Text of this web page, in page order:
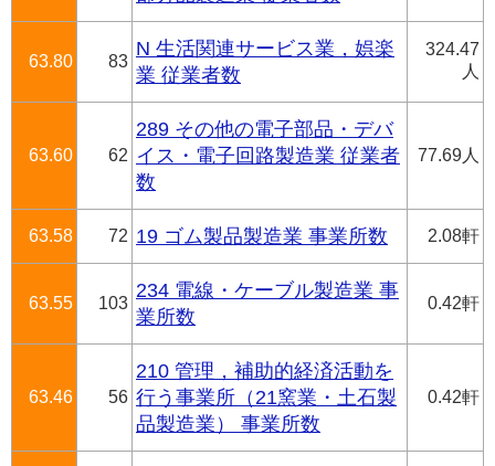
63.80 83
N 生活関連サービス業，娯楽
業 従業者数
324.47
人
63.60 62
289 その他の電子部品・デバ
イス・電子回路製造業 従業者
数
77.69人
63.58 72 19 ゴム製品製造業 事業所数 2.08軒
63.55 103
234 電線・ケーブル製造業 事
業所数
0.42軒
63.46 56
210 管理，補助的経済活動を
行う事業所（21窯業・土石製
品製造業） 事業所数
0.42軒